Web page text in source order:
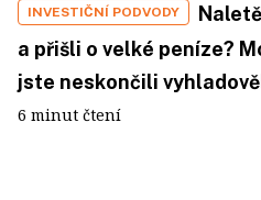
INVESTIČNÍ PODVODY
a přišli o velké peníze?
jste neskončili
6 minut čtení